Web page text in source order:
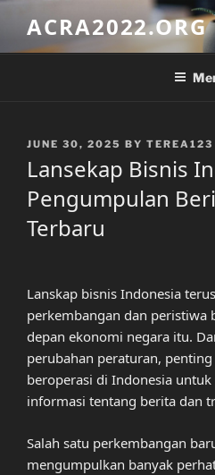
content
ACRA2022.ORG
POSTED
JUNE 30, 2025 BY TEREA123
Lansekap Bisnis
Pengumpulan
Terbaru
Lanskap bisnis Indonesia
perkembangan dan peristiwa
depan ekonomi negara itu.
perubahan peraturan,
beroperasi di Indonesia
informasi tentang berita dan
Salah satu perkembangan
mengumpulkan banyak